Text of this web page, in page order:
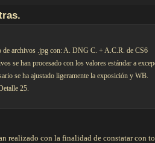
de archivos .jpg con: A. DNG C. + A.C.R. de CS6
se han procesado con los valores estándar a
se ha ajustado ligeramente la exposición y WB.
25.
realizado con la finalidad de constatar con